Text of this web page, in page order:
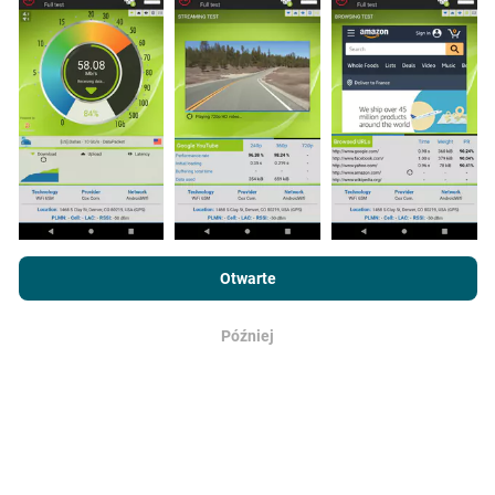
smartfona.Im więcej danych, tym bardziej dokładne
będą mapy!
Jak przeprowadzane są
aktualizacje?
Mapy zasięgu sieci są co godzinę automatycznie
co 15 minut. Dane są wyświetlane
Otwarte
Później
Politykę prywatności i plików cookie
licencyjną użytkownika końcowegotestu nPerf.
OK